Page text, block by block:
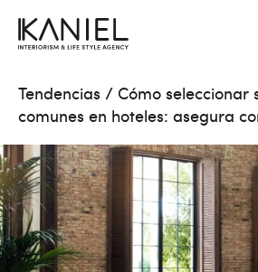
Tendencias / Cómo seleccionar
comunes en hoteles: asegura